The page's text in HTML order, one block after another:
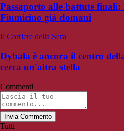
Passaporto alle battute
Fiumicino già domani
Il Corriere della Sera
Dybala è ancora il centro
cerca un'altra stella
Commenti
Invia Commento
Tutti